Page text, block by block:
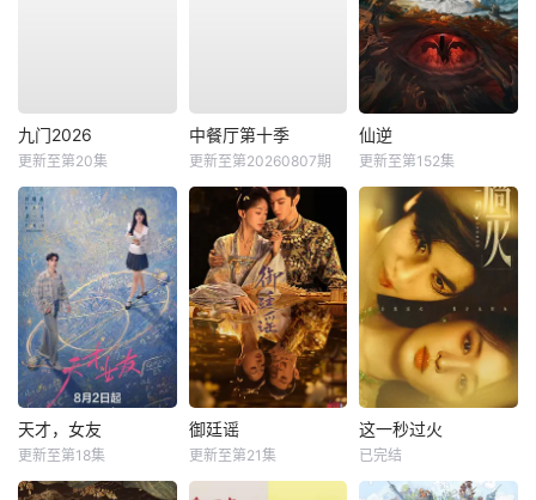
九门2026
更新至第20集
中餐厅第十季
更新至第20260807期
仙逆
更新至第152集
天才，女友
更新至第18集
御廷谣
更新至第21集
这一秒过火
已完结